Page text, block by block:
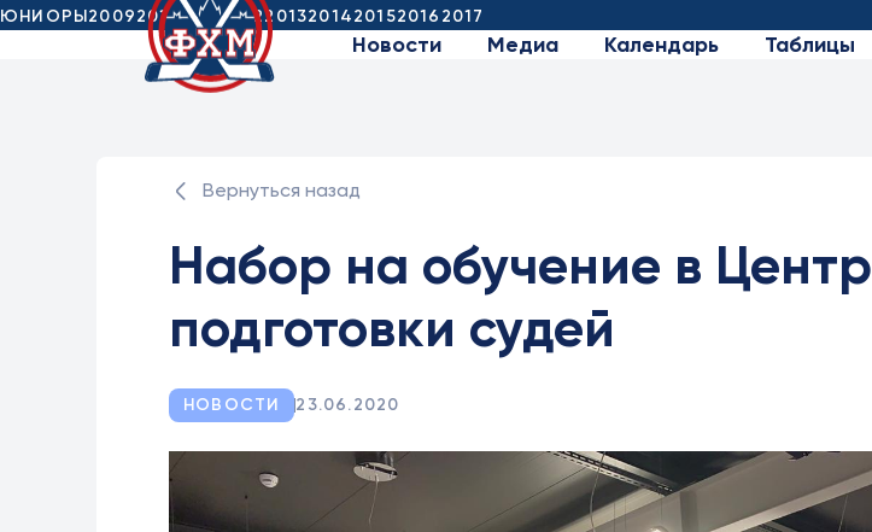
ЮНИОРЫ20092010201120122013201420152016 2017
Новости Медиа Календарь Таблицы
Вернуться назад
Набор на обучение в Центр
подготовки судей
НОВОСТИ 23.06.2020